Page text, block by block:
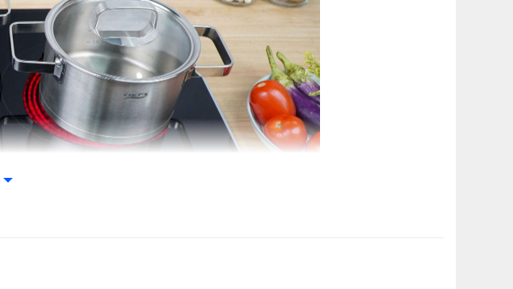
Tính năng chống tràn cho bếp
Có
Tự động tắt bếp khi không nồi, khi quên
Bảo vệ an toàn quá nhiệt, quá áp
Có
Thông số khác
810x450x55 mm
Kích thước khoét đá
730×400 mm
Điện áp
220-240V/50-60 Hz